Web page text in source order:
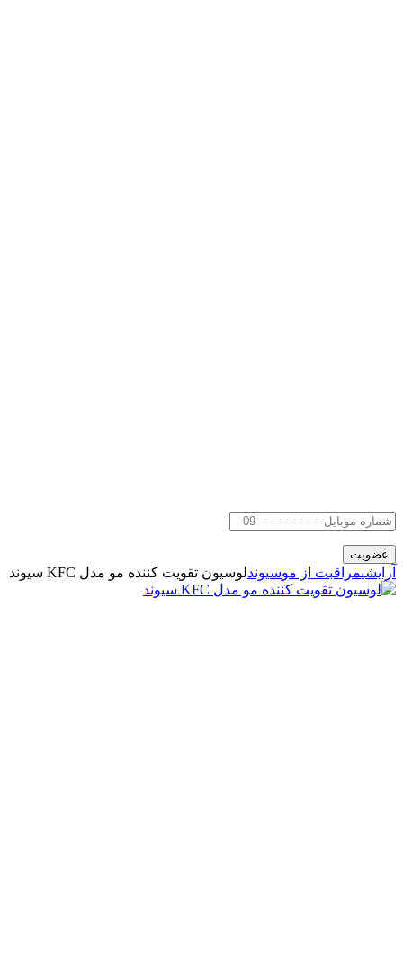
آرایشیمراقبت از موسیوندلوسیون تقویت کننده مو مدل KFC سیوند